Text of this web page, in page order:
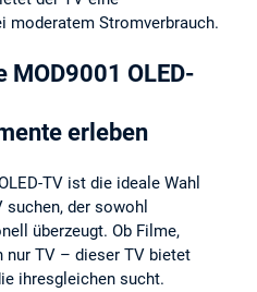
moderatem Stromverbrauch.
MOD9001 OLED-
erleben
TV ist die ideale Wahl
der sowohl
überzeugt. Ob Filme,
nur TV – dieser TV bietet
ihresgleichen sucht.